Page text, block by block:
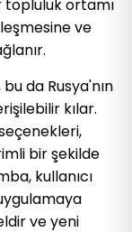
topluluk ortamı
ve
da Rusya'nın
kılar.
bir şekilde
kullanıcı
ve yeni